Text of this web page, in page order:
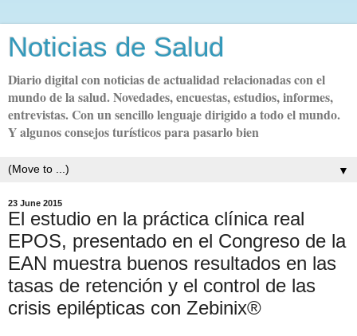
Noticias de Salud
Diario digital con noticias de actualidad relacionadas con el
mundo de la salud. Novedades, encuestas, estudios, informes,
entrevistas. Con un sencillo lenguaje dirigido a todo el mundo.
Y algunos consejos turísticos para pasarlo bien
▼
23 June 2015
El estudio en la práctica clínica real
EPOS, presentado en el Congreso de la
EAN muestra buenos resultados en las
tasas de retención y el control de las
crisis epilépticas con Zebinix®